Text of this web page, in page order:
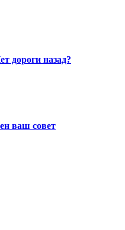
дороги назад?
ваш совет